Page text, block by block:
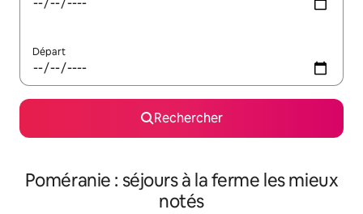
Départ
Rechercher
Poméranie : séjours à la ferme les mieux
notés